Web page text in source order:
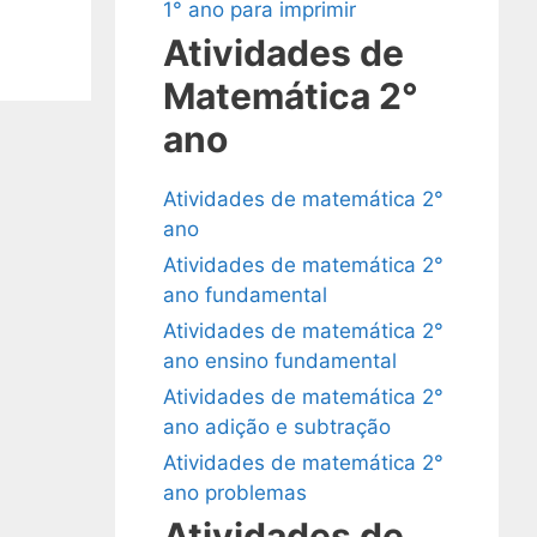
1° ano para imprimir
Atividades de
Matemática 2°
ano
Atividades de matemática 2°
ano
Atividades de matemática 2°
ano fundamental
Atividades de matemática 2°
ano ensino fundamental
Atividades de matemática 2°
ano adição e subtração
Atividades de matemática 2°
ano problemas